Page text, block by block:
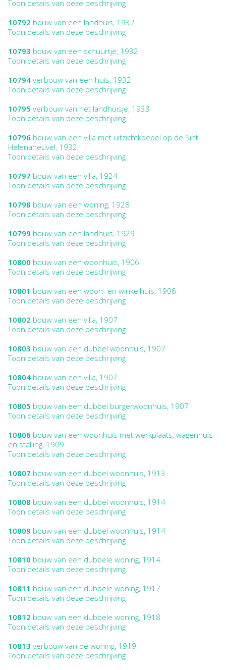
Toon details van deze beschrijving
10792 bouw van een landhuis, 1932
Toon details van deze beschrijving
10793 bouw van een schuurtje, 1932
Toon details van deze beschrijving
10794 verbouw van een huis, 1932
Toon details van deze beschrijving
10795 verbouw van het landhuisje, 1933
Toon details van deze beschrijving
10796 bouw van een villa met uitzichtkoepel op de Sint
Helenaheuvel, 1932
Toon details van deze beschrijving
10797 bouw van een villa, 1924
Toon details van deze beschrijving
10798 bouw van een woning, 1928
Toon details van deze beschrijving
10799 bouw van een landhuis, 1929
Toon details van deze beschrijving
10800 bouw van een woonhuis, 1906
Toon details van deze beschrijving
10801 bouw van een woon- en winkelhuis, 1906
Toon details van deze beschrijving
10802 bouw van een villa, 1907
Toon details van deze beschrijving
10803 bouw van een dubbel woonhuis, 1907
Toon details van deze beschrijving
10804 bouw van een villa, 1907
Toon details van deze beschrijving
10805 bouw van een dubbel burgerwoonhuis, 1907
Toon details van deze beschrijving
10806 bouw van een woonhuis met werkplaats, wagenhuis
en stalling, 1909
Toon details van deze beschrijving
10807 bouw van een dubbel woonhuis, 1913
Toon details van deze beschrijving
10808 bouw van een dubbel woonhuis, 1914
Toon details van deze beschrijving
10809 bouw van een dubbel woonhuis, 1914
Toon details van deze beschrijving
10810 bouw van een dubbele woning, 1914
Toon details van deze beschrijving
10811 bouw van een dubbele woning, 1917
Toon details van deze beschrijving
10812 bouw van een dubbele woning, 1918
Toon details van deze beschrijving
10813 verbouw van de woning, 1919
Toon details van deze beschrijving